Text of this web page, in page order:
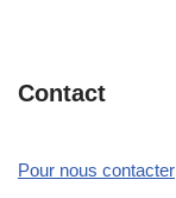
Contact
Pour nous contacter